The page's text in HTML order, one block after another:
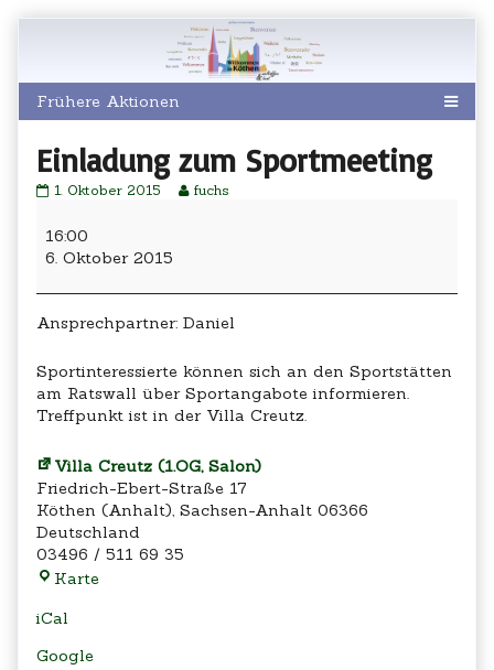
Einladung zum Sportmeeting
Einladung
published
on
1. Oktober 2015
Read
of
zum
fuchs
zum
Sportmeeting
16:00
6. Oktober 2015
Ansprechpartner: Daniel
Sportinteressierte können sich an den Sportstätten
am Ratswall über Sportangabote informieren.
Treffpunkt ist in der Villa Creutz.
Villa Creutz (1.OG, Salon)
Friedrich-Ebert-Straße 17
Köthen (Anhalt), Sachsen-Anhalt 06366
Deutschland
03496 / 511 69 35
Karte
iCal
Google